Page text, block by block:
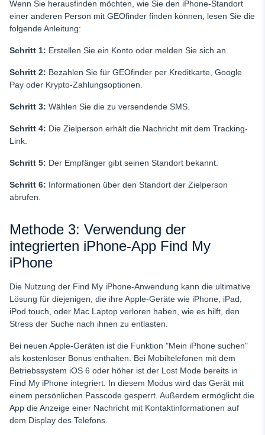
Wenn Sie herausfinden möchten, wie Sie den iPhone-Standort
einer anderen Person mit GEOfinder finden können, lesen Sie die
folgende Anleitung:
Schritt 1: Erstellen Sie ein Konto oder melden Sie sich an.
Schritt 2: Bezahlen Sie für GEOfinder per Kreditkarte, Google
Pay oder Krypto-Zahlungsoptionen.
Schritt 3: Wählen Sie die zu versendende SMS.
Schritt 4: Die Zielperson erhält die Nachricht mit dem Tracking-
Link.
Schritt 5: Der Empfänger gibt seinen Standort bekannt.
Schritt 6: Informationen über den Standort der Zielperson
abrufen.
Methode 3: Verwendung der
integrierten iPhone-App Find My
iPhone
Die Nutzung der Find My iPhone-Anwendung kann die ultimative
Lösung für diejenigen, die ihre Apple-Geräte wie iPhone, iPad,
iPod touch, oder Mac Laptop verloren haben, wie es hilft, den
Stress der Suche nach ihnen zu entlasten.
Bei neuen Apple-Geräten ist die Funktion "Mein iPhone suchen"
als kostenloser Bonus enthalten. Bei Mobiltelefonen mit dem
Betriebssystem iOS 6 oder höher ist der Lost Mode bereits in
Find My iPhone integriert. In diesem Modus wird das Gerät mit
einem persönlichen Passcode gesperrt. Außerdem ermöglicht die
App die Anzeige einer Nachricht mit Kontaktinformationen auf
dem Display des Telefons.